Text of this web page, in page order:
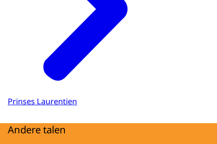
Prinses Laurentien
Andere talen